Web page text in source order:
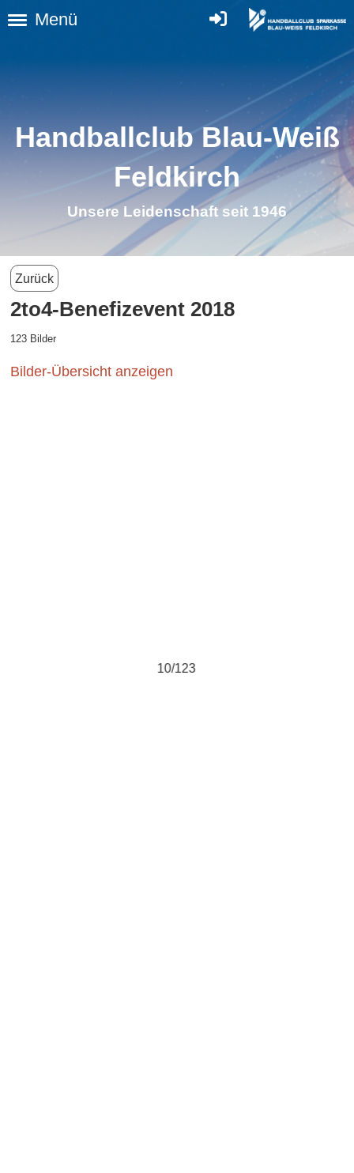
Menü
Handballclub Blau-Weiß
Feldkirch
Unsere Leidenschaft seit 1946
Zurück
2to4-Benefizevent 2018
123 Bilder
Bilder-Übersicht anzeigen